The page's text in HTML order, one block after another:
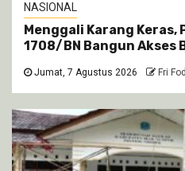
NASIONAL
Menggali Karang
1708/BN Bangun Akses
Jumat, 7 Agustus 2026 Fri Fod